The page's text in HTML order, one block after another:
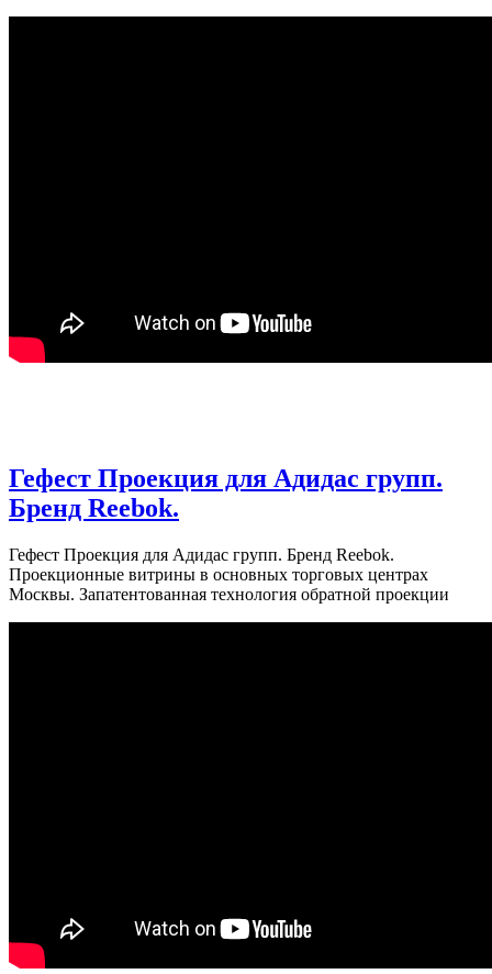
Гефест Проекция для Адидас групп.
Бренд Reebok.
Гефест Проекция для Адидас групп. Бренд Reebok.
Проекционные витрины в основных торговых центрах
Москвы. Запатентованная технология обратной проекции